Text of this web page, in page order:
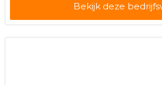
Bekijk deze